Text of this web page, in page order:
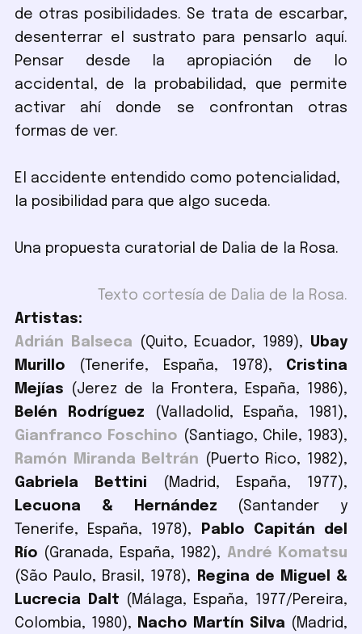
de otras posibilidades. Se trata de escarbar,
desenterrar el sustrato para pensarlo aquí.
Pensar desde la apropiación de lo
accidental, de la probabilidad, que permite
activar ahí donde se confrontan otras
formas de ver.
El accidente entendido como potencialidad,
la posibilidad para que algo suceda.
Una propuesta curatorial de Dalia de la Rosa.
Texto cortesía de Dalia de la Rosa.
Artistas:
Adrián Balseca (Quito, Ecuador, 1989), Ubay
Murillo (Tenerife, España, 1978), Cristina
Mejías (Jerez de la Frontera, España, 1986),
Belén Rodríguez (Valladolid, España, 1981),
Gianfranco Foschino (Santiago, Chile, 1983),
Ramón Miranda Beltrán (Puerto Rico, 1982),
Gabriela Bettini (Madrid, España, 1977),
Lecuona & Hernández (Santander y
Tenerife, España, 1978),
Pablo Capitán del
Río (Granada, España, 1982), André Komatsu
(São Paulo, Brasil, 1978),
Regina de Miguel &
Lucrecia Dalt (Málaga, España, 1977/Pereira,
Colombia, 1980),
Nacho Martín Silva(Madrid,